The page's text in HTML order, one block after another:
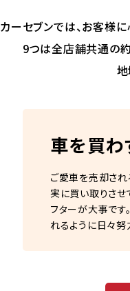
カーセブンでは、お客様
9つは全店舗共通の
車を買わ
ご愛車を売却さ
実に買い取りさせ
フターが大事です
れるように日々努